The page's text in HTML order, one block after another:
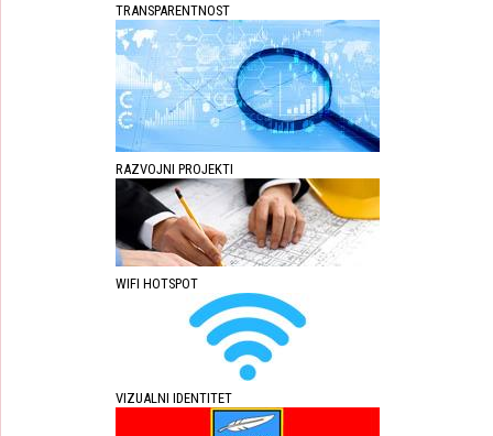
TRANSPARENTNOST
RAZVOJNI PROJEKTI
WIFI HOTSPOT
VIZUALNI IDENTITET